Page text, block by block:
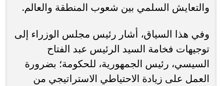
والتعايش السلمي بين شعوب المنطقة والعالم.
وفي هذا السياق، أشار رئيس مجلس الوزراء إلى
توجيهات فخامة السيد الرئيس عبد الفتاح
السيسي، رئيس الجمهورية، للحكومة؛ بضرورة
العمل على زيادة الاحتياطي الاستراتيجي من